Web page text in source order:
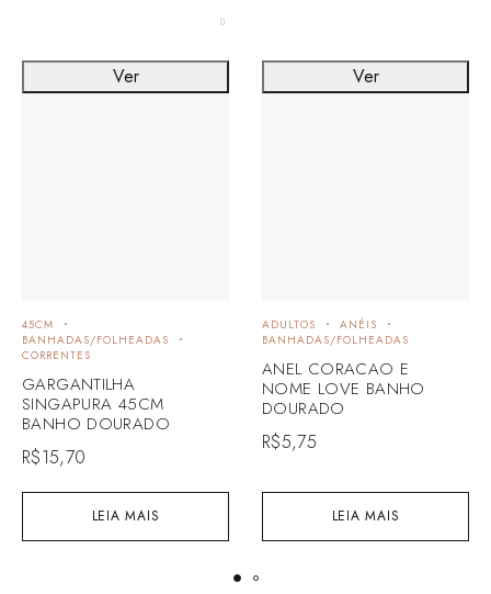
LEIA MAIS
45CM
BANHADAS/FOLHEADAS
CORRENTES
GARGANTILHA
SINGAPURA 45CM
BANHO DOURADO
R$15,70
Ver
LEIA MAIS
ADULTOS
ANÉIS
BANHADAS/FOLHEADAS
ANEL CORACAO E
NOME LOVE BANHO
DOURADO
R$5,75
Ver